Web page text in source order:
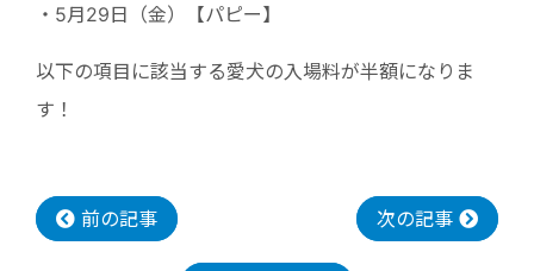
・5月29日（金）【パピー】
以下の項目に該当する愛犬の入場料が半額になりま
す！
前の記事 次の記事